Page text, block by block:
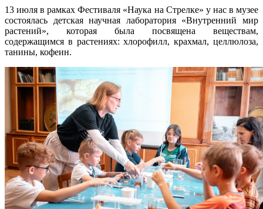
13 июля в рамках Фестиваля «Наука на Стрелке» у нас в музее
состоялась детская научная лаборатория «Внутренний мир
растений», которая была посвящена веществам,
содержащимся в растениях: хлорофилл, крахмал, целлюлоза,
танины, кофеин.